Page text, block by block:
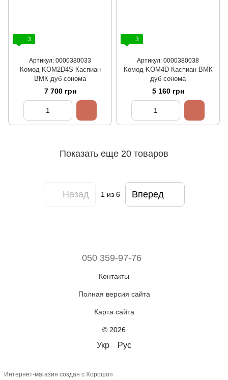
3
Артикул: 0000380033
Комод KOM2D4S Каспиан
ВМК дуб сонома
7 700 грн
3
Артикул: 0000380038
Комод KOM4D Каспиан ВМК
дуб сонома
5 160 грн
Показать еще 20 товаров
Назад 1из 6 Вперед
050 359-97-76
Контакты
Полная версия сайта
Карта сайта
© 2026
Укр Рус
Интернет-магазин создан с Хорошоп